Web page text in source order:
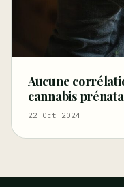
Aucune
cannabis
enfant
22 Oct 2024